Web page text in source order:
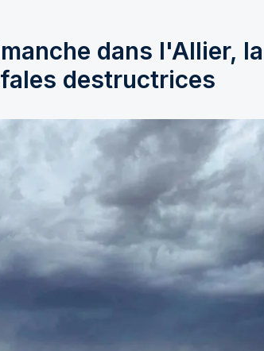
dans l'Allier,
destructrices